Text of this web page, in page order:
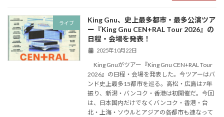
ライブ
King Gnu、史上最多都市・最多公演ツア
ー『King Gnu CEN+RAL Tour 2026』の
日程・会場を発表！
2025年10月22日
King Gnuがツアー『King Gnu CEN+RAL Tour
2026』の日程・会場を発表した。今ツアーはバ
ンド史上最多15都市を巡る。高松・広島は7年
振り、新潟・バンコク・香港は初開催だ。今回
は、日本国内だけでなくバンコク・香港・台
北・上海・ソウルとアジアの各都市も連なって